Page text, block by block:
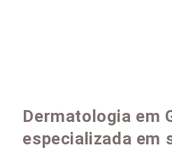
Dermatologia em
especializada em